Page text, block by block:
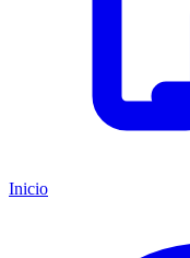
Inicio